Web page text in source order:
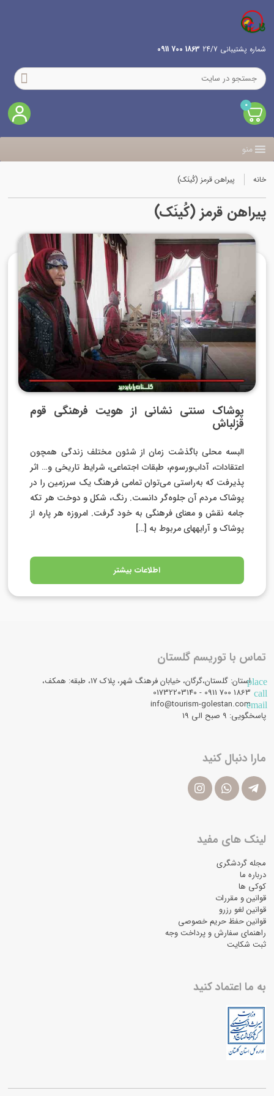
شماره پشتیبانی 24/7 1863 700 0911
0
منو
خانه پیراهن قرمز (کُینَک)
پیراهن قرمز (کُینَک)
پوشاک سنتی نشانی از هویت فرهنگی قوم
قزلباش
البسه محلی باگذشت زمان از شئون مختلف زندگی همچون
اعتقادات، آداب‌ورسوم، طبقات اجتماعی، شرایط تاریخی و… اثر
پذیرفت که به‌راستی می‌توان تمامی فرهنگ یک سرزمین را در
پوشاک مردم آن جلوه‌گر دانست. رنگ، شکل و دوخت هر تکه
جامه نقش و معنای فرهنگی به خود گرفت. امروزه هر پاره از
پوشاک و آرایههای مربوط به […]
اطلاعات بیشتر
تماس با توریسم گلستان
placeاستان: گلستان،گرگان، خیابان فرهنگ شهر، پلاک 17، طبقه: همکف،
call
email
info@tourism-golestan.com
پاسخگویی: ۹ صبح الی 19
مارا دنبال کنید
لینک های مفید
مجله گردشگری
درباره ما
کوکی ها
قوانین و مقررات
قوانین لغو رزرو
قوانین حفظ حریم خصوصی
راهنمای سفارش و پرداخت وجه
ثبت شکایت
به ما اعتماد کنید